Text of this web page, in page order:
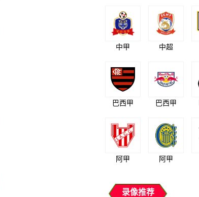
中甲 中超
巴西甲 巴西甲
阿甲 阿甲
录像推荐